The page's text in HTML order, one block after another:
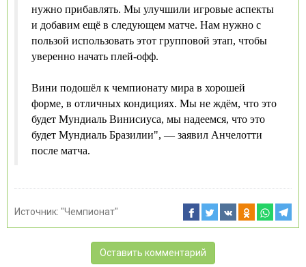
нужно прибавлять. Мы улучшили игровые аспекты
и добавим ещё в следующем матче. Нам нужно с
пользой использовать этот групповой этап, чтобы
уверенно начать плей-офф.
Вини подошёл к чемпионату мира в хорошей
форме, в отличных кондициях. Мы не ждём, что это
будет Мундиаль Винисиуса, мы надеемся, что это
будет Мундиаль Бразилии", — заявил Анчелотти
после матча.
Источник: "Чемпионат"
Оставить комментарий